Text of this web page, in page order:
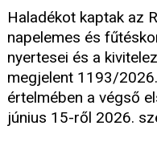
Haladékot kaptak az
napelemes és
nyertesei és a
megjelent 1193/
értelmében a végső
június 15-ről 2026.